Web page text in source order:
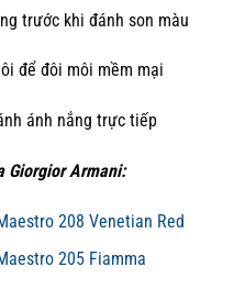
trước khi đánh son màu
để đôi môi mềm mại
ánh nắng trực tiếp
Giorgior Armani:
208 Venetian Red
205 Fiamma